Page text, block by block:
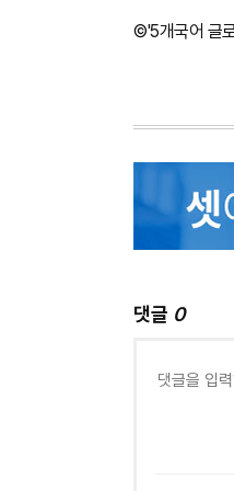
©'5개국어 글
댓글 0